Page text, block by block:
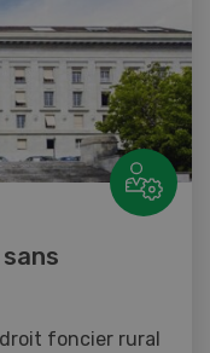
foncier rural